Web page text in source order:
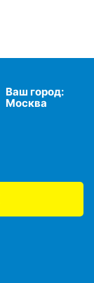
Ваш город:
Москва